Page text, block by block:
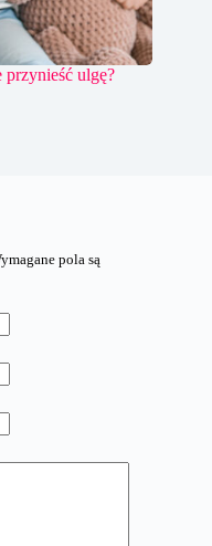
ulgę?
pola są